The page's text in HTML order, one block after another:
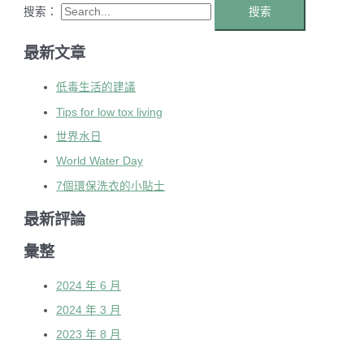
搜索：
最新文章
低毒生活的建議
Tips for low tox living
世界水日
World Water Day
7個環保洗衣的小貼士
最新評論
彙整
2024 年 6 月
2024 年 3 月
2023 年 8 月